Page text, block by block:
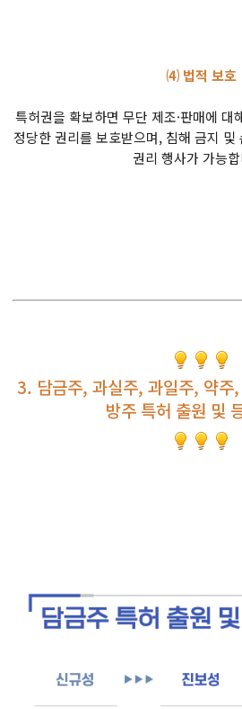
⑷ 법적 보호
특허권을 확보하면 무단 제조·판매에 대
정당한 권리를 보호받으며, 침해 금지 및
권리 행사가 가능
3. 담금주, 과실주, 과일주, 약주
방주 특허 출원 및